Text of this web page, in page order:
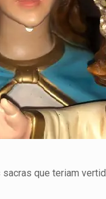
que teriam